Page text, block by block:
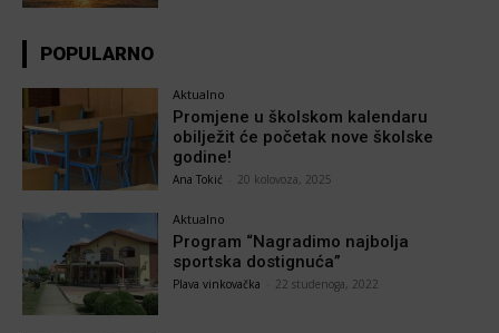
POPULARNO
Aktualno
Promjene u školskom kalendaru
obilježit će početak nove školske
godine!
Ana Tokić 20 kolovoza, 2025
Aktualno
Program “Nagradimo najbolja
sportska dostignuća”
Plava vinkovačka 22 studenoga, 2022